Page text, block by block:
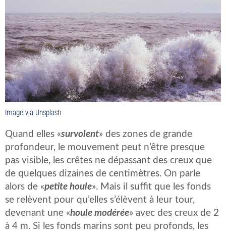
Image via Unsplash
Quand elles «survolent» des zones de grande
profondeur, le mouvement peut n’être presque
pas visible, les crêtes ne dépassant des creux que
de quelques dizaines de centimètres. On parle
alors de «petite houle». Mais il suffit que les fonds
se relèvent pour qu’elles s’élèvent à leur tour,
devenant une «houle modérée» avec des creux de 2
à 4 m. Si les fonds marins sont peu profonds, les